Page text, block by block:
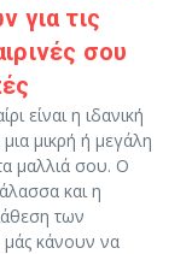
για τις
σου
είναι η ιδανική
μικρή ή μεγάλη
μαλλιά σου. Ο
και η
των
κάνουν να